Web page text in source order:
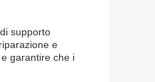
supporto
e
garantire che i